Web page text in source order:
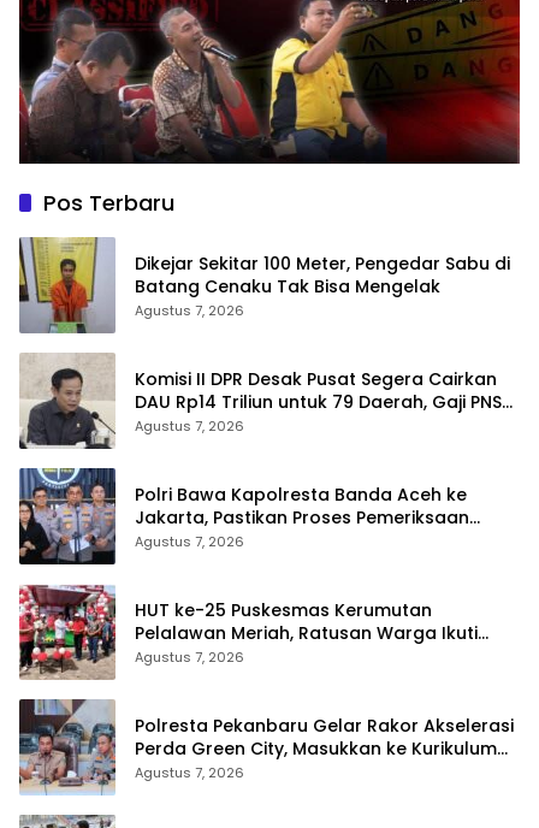
Pos Terbaru
Dikejar Sekitar 100 Meter, Pengedar Sabu di
Agustus 7, 2026
Komisi II DPR Desak Pusat Segera Cairkan
DAU Rp14 Triliun untuk 79 Daerah, Gaji PNS
Terancam Telat
Agustus 7, 2026
Polri Bawa Kapolresta Banda Aceh ke
Jakarta, Pastikan Proses Pemeriksaan
Profesional dan Transparan
Agustus 7, 2026
HUT ke-25 Puskesmas Kerumutan
Pelalawan Meriah, Ratusan Warga Ikuti
Jalan Santai dan Cek Kesehatan Gratis
Agustus 7, 2026
Polresta Pekanbaru Gelar Rakor Akselerasi
Perda Green City, Masukkan ke Kurikulum
Sekolah
Agustus 7, 2026